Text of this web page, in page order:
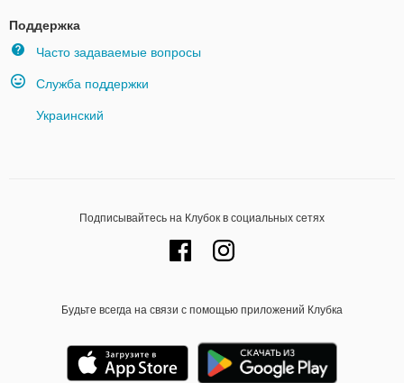
Поддержка
Часто задаваемые вопросы
Служба поддержки
Украинский
Подписывайтесь на Клубок в социальных сетях
Будьте всегда на связи с помощью приложений Клубка